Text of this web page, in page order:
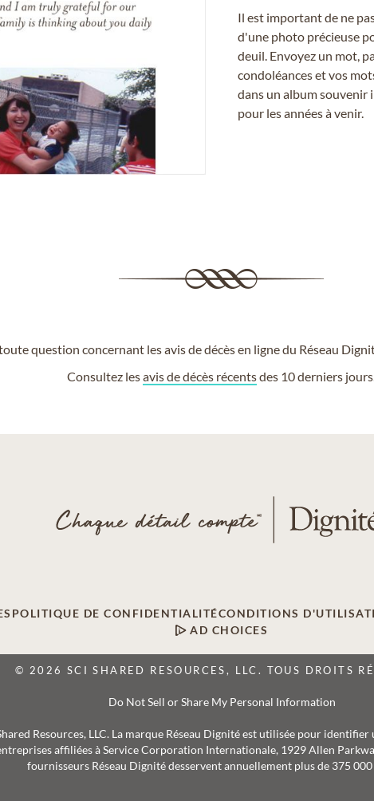
Il est important de ne
d'une photo précieuse
deuil. Envoyez un mot,
condoléances et vos
dans un album souvenir
pour les années à venir.
question concernant les avis de décès en ligne du Réseau
Consultez lesavis de décès récentsdes 10 derniers
POLITIQUE DE CONFIDENTIALITÉCONDITIONS
AD CHOICES
© 2026 SCI SHARED RESOURCES, LLC. TOUS DROITS
Do Not Sell or Share My Personal Information
Resources, LLC. La marque Réseau Dignité est utilisée pour
affiliées à Service Corporation Internationale, 1929 Allen
fournisseurs Réseau Dignité desservent annuellement plus de 375